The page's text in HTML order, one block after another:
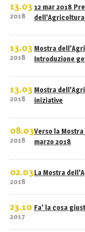
13.03
2018
12 mar 2018
13.03
2018
Mostra
Introduzione
13.03
2018
Mostra
iniziative
08.03
2018
Verso la
marzo 2018
02.03
2018
La Mostra
23.10
2017
Fa' la cosa